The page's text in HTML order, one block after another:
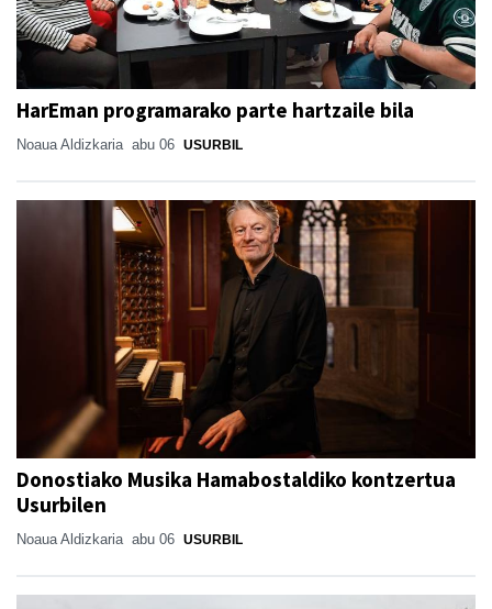
HarEman programarako parte hartzaile bila
Noaua Aldizkaria abu 06 USURBIL
Donostiako Musika Hamabostaldiko kontzertua
Usurbilen
Noaua Aldizkaria abu 06 USURBIL